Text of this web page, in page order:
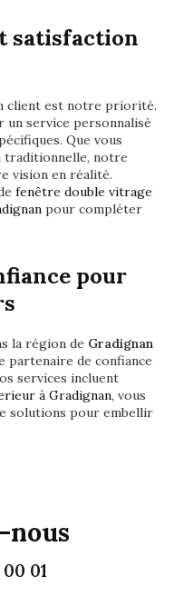
satisfaction
client est notre priorité.
un service personnalisé
Que vous
traditionnelle, notre
vision en réalité.
fenêtre double vitrage
pour compléter
pour
la région de Gradignan
partenaire de confiance
services incluent
à Gradignan, vous
solutions pour embellir
nous
01